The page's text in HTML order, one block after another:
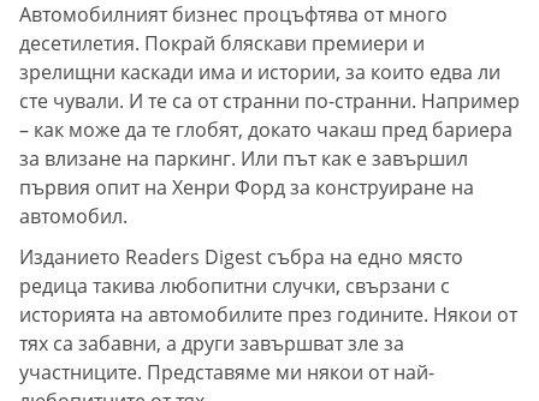
Автомобилният бизнес процъфтява от много
десетилетия. Покрай бляскави премиери и
зрелищни каскади има и истории, за които едва ли
сте чували. И те са от странни по-странни. Например
– как може да те глобят, докато чакаш пред бариера
за влизане на паркинг. Или път как е завършил
първия опит на Хенри Форд за конструиране на
автомобил.
Изданието Readers Digest събра на едно място
редица такива любопитни случки, свързани с
историята на автомобилите през годините. Някои от
тях са забавни, а други завършват зле за
участниците. Представяме ми някои от най-